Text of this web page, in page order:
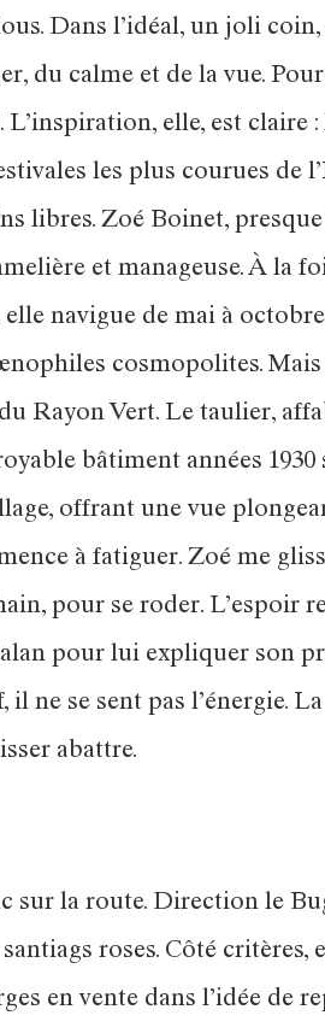
Dans l’idéal, un joli
du calme et de la vue.
elle, est claire
les plus courues de
libres. Zoé Boinet,
et manageuse. À la
navigue de mai à
cosmopolites.
Rayon Vert. Le taulier,
bâtiment années
offrant une vue
à fatiguer. Zoé me
pour se roder. L’espoir
pour lui expliquer son
il ne se sent pas l’énergie.
abattre.
sur la route. Direction le
roses. Côté
en vente dans l’idée de